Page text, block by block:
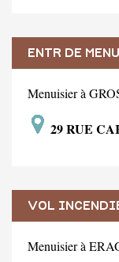
ENTR DE
Menuisier à
29 RUE
VOL
Menuisier à